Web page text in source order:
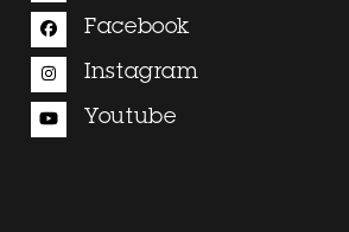
Facebook
Instagram
Youtube